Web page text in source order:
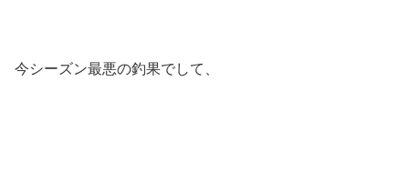
今シーズン最悪の釣果でして、